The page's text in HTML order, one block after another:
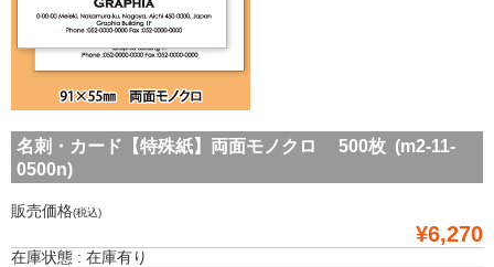
名刺・カード【特殊紙】両面モノクロ 500枚 (m2-11-
0500n)
販売価格(税込)
¥6,270
在庫状態 : 在庫有り